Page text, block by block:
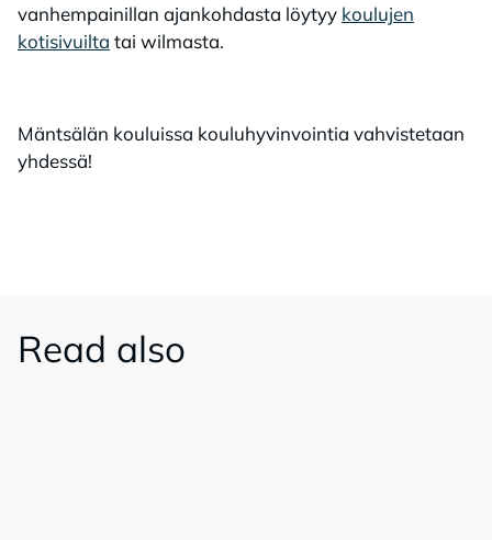
vanhempainillan ajankohdasta löytyy koulujen
kotisivuilta tai wilmasta.
Mäntsälän kouluissa kouluhyvinvointia vahvistetaan
yhdessä!
Read also